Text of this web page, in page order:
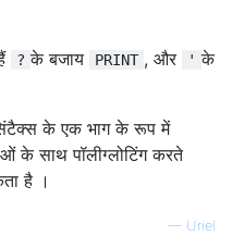
? के बजाय PRINT , और ' के
के एक भाग के रूप में
के साथ पॉलीग्लोटिंग करते
है ।
— Uriel